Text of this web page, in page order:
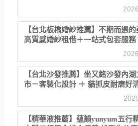
【台北板橋婚紗推薦】不期而遇的
高質感婚紗租借＋一站式包套服務
【台北沙發推薦】坐又銘沙發內湖
市－客製化設計 ＋ 貓抓皮耐磨好清
直營直銷、價格透明 高CP值打
居家風格
【精華液推薦】蘊韻yunyum五行